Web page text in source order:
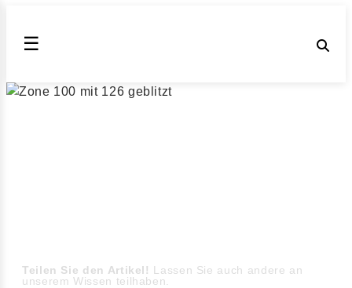
☰
Teilen Sie den Artikel! Lassen Sie auch andere an
unserem Wissen teilhaben.